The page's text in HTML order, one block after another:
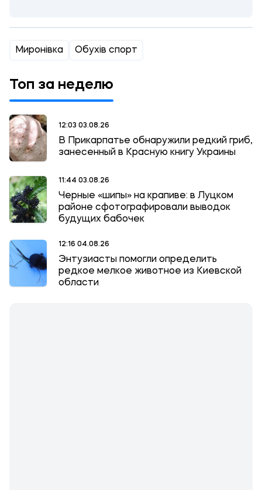
Миронівка Обухів спорт
Топ за неделю
12:03 03.08.26
В Прикарпатье обнаружили редкий гриб,
занесенный в Красную книгу Украины
11:44 03.08.26
Черные «шипы» на крапиве: в Луцком
районе сфотографировали выводок
будущих бабочек
12:16 04.08.26
Энтузиасты помогли определить
редкое мелкое животное из Киевской
области